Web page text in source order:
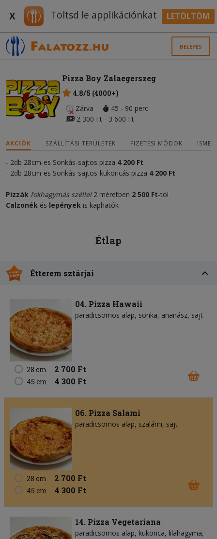
X Töltsd le applikációnkat LETÖLTÖM
BELÉPÉS
Pizza Boy Zalaegerszeg
4.8/5 (4000+)
Zárva
45 - 90 perc
2 300 Ft - 3 600 Ft
AKCIÓK SZÁLLÍTÁSI TERÜLETEK FIZETÉSI MÓDOK
- 2db 28cm-es Sonkás-sajtos pizza 4 200 Ft
- 2db 28cm-es Sonkás-sajtos-kukoricás pizza 4 200 Ft
Pizzák fokhagymás széllel2 méretben 2 500 Ft-tól
Calzonék és lepények is kaphatók
Étlap
Étterem sztárjai
04. Pizza Hawaii
paradicsomos alap sonka ananász sajt
28 cm 2 700 Ft
45 cm 4 300 Ft
06. Pizza Salami
paradicsomos alap szalámi sajt
28 cm 2 700 Ft
45 cm 4 300 Ft
14. Pizza Vegetariana
paradicsomos alap kukorica lilahagyma